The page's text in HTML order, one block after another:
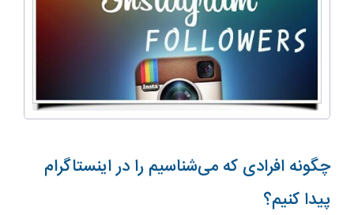
چگونه افرادی که می‌شناسیم را در اینستاگرام
پیدا کنیم؟